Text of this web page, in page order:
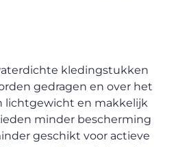
kledingstukken
gedragen en over het
lichtgewicht en makkelijk
minder bescherming
geschikt voor actieve